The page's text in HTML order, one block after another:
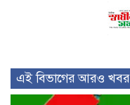
এই বিভাগের আরও খবর